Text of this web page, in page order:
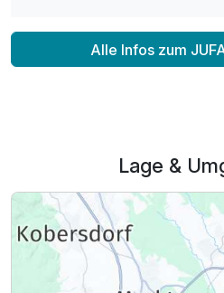
Ausstattung
Familienzimmer B
2 Erwachsene und 2 Kinder
Alle Infos zum
Lage &